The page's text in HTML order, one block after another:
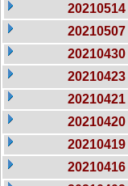
20210514
20210507
20210430
20210423
20210421
20210420
20210419
20210416